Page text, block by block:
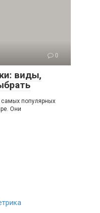
0
виды,
самых популярных
Они